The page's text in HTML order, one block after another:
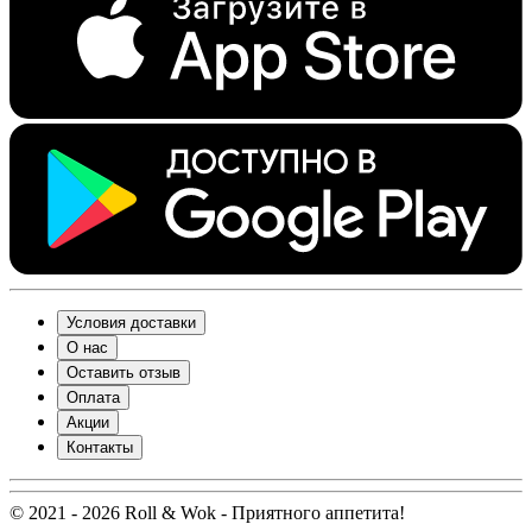
Условия доставки
О нас
Оставить отзыв
Оплата
Акции
Контакты
© 2021 - 2026 Roll & Wok - Приятного аппетита!